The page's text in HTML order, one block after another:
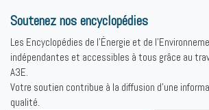
Soutenez nos encyclopédies
Les Encyclopédies de l'Énergie et de
indépendantes et accessibles à tous grâce au
A3E.
Votre soutien contribue à la diffusion d'une
qualité.